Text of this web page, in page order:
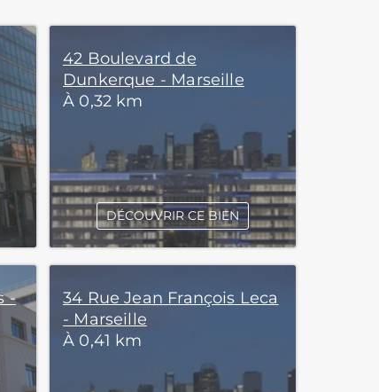
42 Boulevard de
Dunkerque - Marseille
À 0,32 km
DÉCOUVRIR CE BIEN
-
34 Rue Jean François Leca
- Marseille
À 0,41 km